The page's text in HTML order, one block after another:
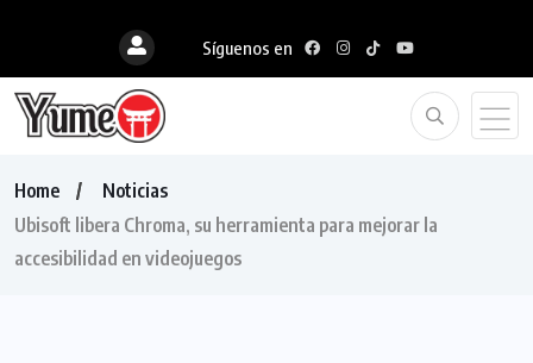
Síguenos en
Home
Noticias
Ubisoft libera Chroma, su herramienta para mejorar la
accesibilidad en videojuegos